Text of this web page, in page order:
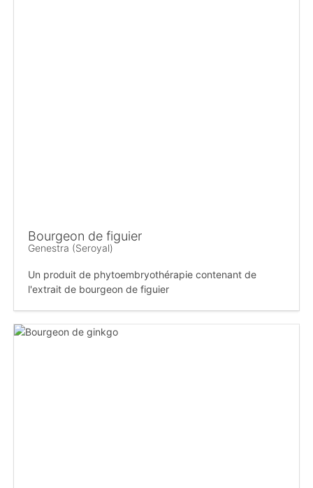
Bourgeon de figuier
Genestra (Seroyal)
Un produit de phytoembryothérapie contenant de
l'extrait de bourgeon de figuier